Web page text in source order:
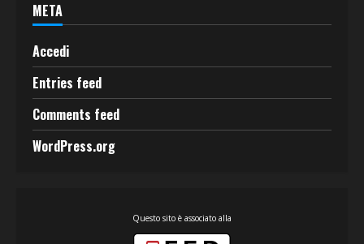
META
Accedi
Entries feed
Comments feed
WordPress.org
Questo sito è associato alla